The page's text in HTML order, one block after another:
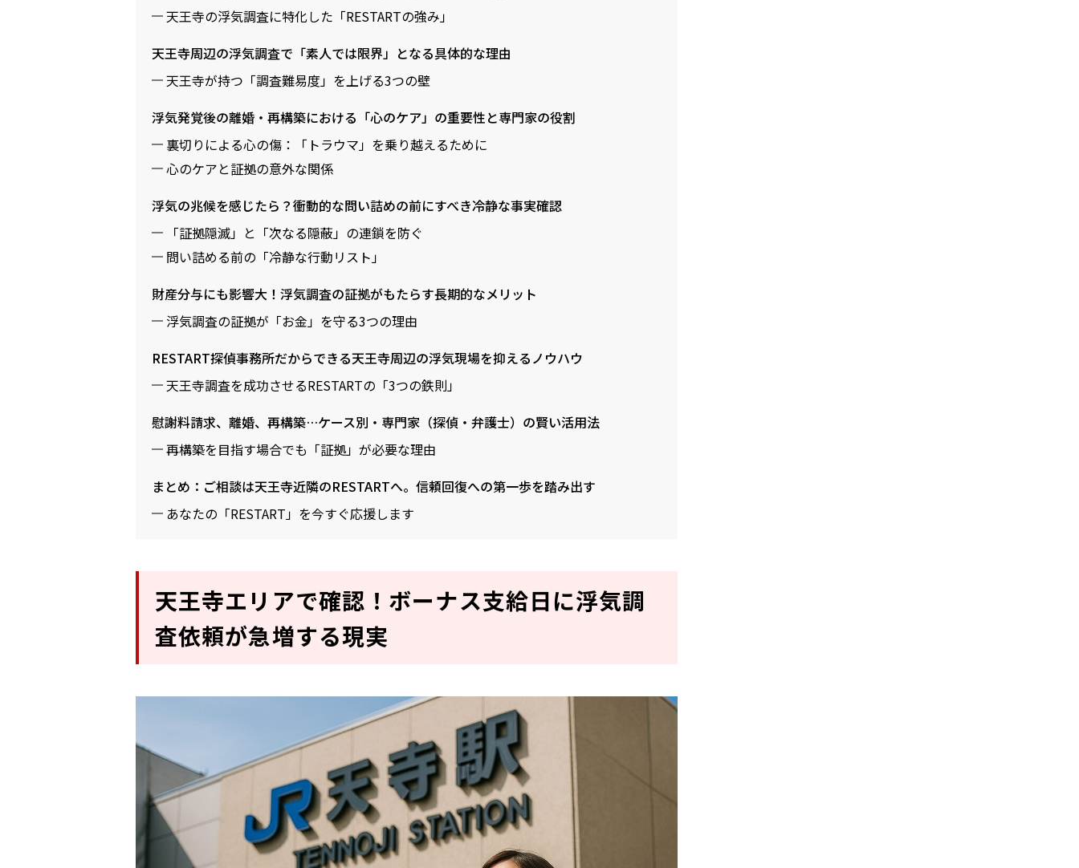
天王寺の浮気調査に特化した「RESTARTの強み」
天王寺周辺の浮気調査で「素人では限界」となる具体的な理由
天王寺が持つ「調査難易度」を上げる3つの壁
浮気発覚後の離婚・再構築における「心のケア」の重要性と専門家の役割
裏切りによる心の傷：「トラウマ」を乗り越えるために
心のケアと証拠の意外な関係
浮気の兆候を感じたら？衝動的な問い詰めの前にすべき冷静な事実確認
「証拠隠滅」と「次なる隠蔽」の連鎖を防ぐ
問い詰める前の「冷静な行動リスト」
財産分与にも影響大！浮気調査の証拠がもたらす長期的なメリット
浮気調査の証拠が「お金」を守る3つの理由
RESTART探偵事務所だからできる天王寺周辺の浮気現場を抑えるノウハウ
天王寺調査を成功させるRESTARTの「3つの鉄則」
慰謝料請求、離婚、再構築…ケース別・専門家（探偵・弁護士）の賢い活用法
再構築を目指す場合でも「証拠」が必要な理由
まとめ：ご相談は天王寺近隣のRESTARTへ。信頼回復への第一歩を踏み出す
あなたの「RESTART」を今すぐ応援します
天王寺エリアで確認！ボーナス支給日に浮気調
査依頼が急増する現実